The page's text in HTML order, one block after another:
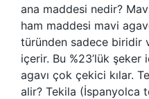
ana maddesi nedir?
ham maddesi mavi
türünden sadece biridir
içerir. Bu %23’lük
agavı çok çekici kılar.
alir? Tekila (İspanyolca